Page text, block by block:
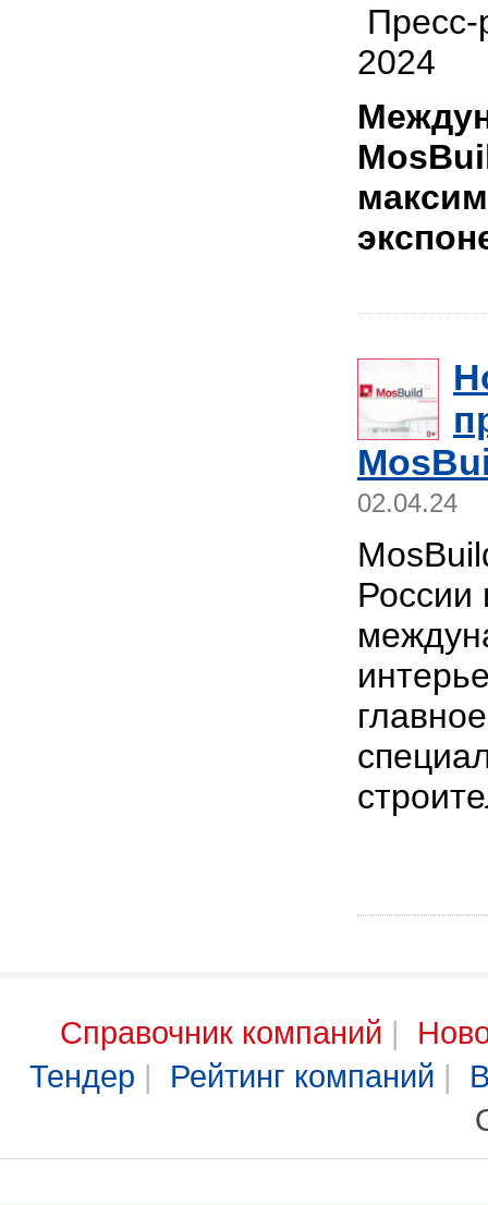
2024
02.04.24
России
Справочник компаний |
Тендер | Рейтинг компаний |